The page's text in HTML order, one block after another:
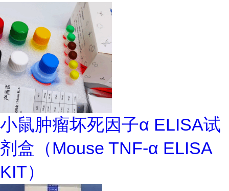
小鼠肿瘤坏死因子α ELISA试
剂盒（Mouse TNF-α ELISA
KIT）